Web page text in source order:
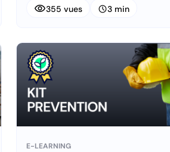
visibility355 vues schedule3 min
E-LEARNING